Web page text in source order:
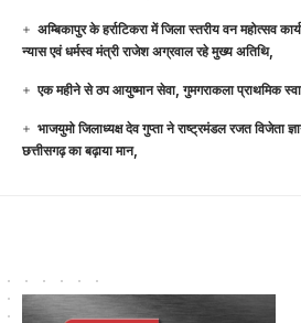
अम्बिकापुर के हर्राटिकरा में जिला स्तरीय वन महोत्सव
न्यास एवं धर्मस्व मंत्री राजेश अग्रवाल रहे मुख्य अतिथि,
एक महीने से ठप आयुष्मान सेवा, गुमगराकला प्राथमिक
भाजयुमो जिलाध्यक्ष देव गुप्ता ने राष्ट्रमंडल रजत विजेता
छत्तीसगढ़ का बढ़ाया मान,